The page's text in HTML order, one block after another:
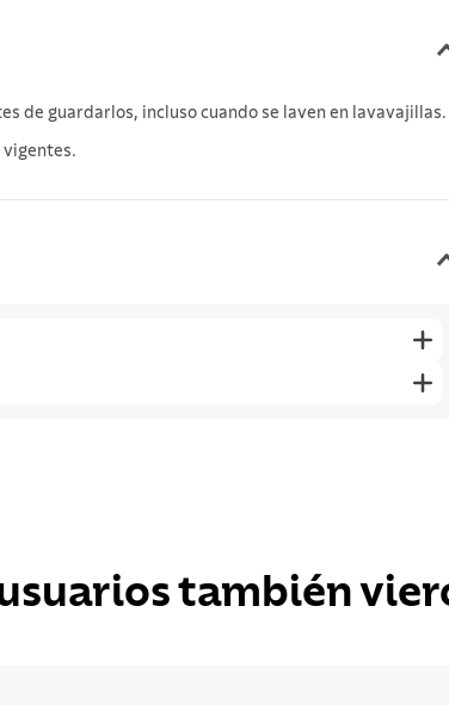
de guardarlos, incluso cuando se laven en lavavajillas.
vigentes.
también